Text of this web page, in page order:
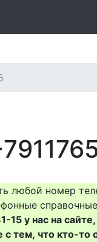
любой номер
у нас на
тем, что кто-то